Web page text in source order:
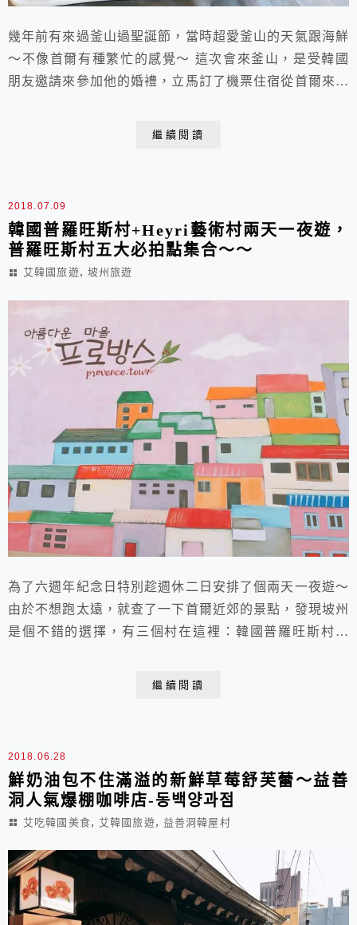
幾年前有來過釜山過聖誕節，當時超愛釜山的天氣跟海鮮
～不像首爾有種繁忙的感覺～ 這次會來釜山，是受韓國
朋友邀請來參加他的婚禮，立馬訂了機票住宿從首爾來釜
繼續閱讀
2018.07.09
韓國普羅旺斯村+Heyri藝術村兩天一夜遊，
普羅旺斯村五大必拍點集合～～
艾韓國旅遊, 坡州旅遊
為了六週年紀念日特別趁週休二日安排了個兩天一夜遊～
由於不想跑太遠，就查了一下首爾近郊的景點，發現坡州
是個不錯的選擇，有三個村在這裡：韓國普羅旺斯村、
繼續閱讀
2018.06.28
鮮奶油包不住滿溢的新鮮草莓舒芙蕾～益善
洞人氣爆棚咖啡店-동백양과점
艾吃韓國美食,艾韓國旅遊, 益善洞韓屋村